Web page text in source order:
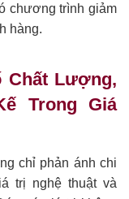
chương trình giảm
hàng.
Chất Lượng,
Trong Giá
chỉ phản ánh chi
trị nghệ thuật và